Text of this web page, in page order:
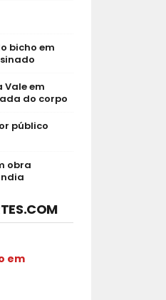
bicho em
em
do corpo
público
obra
em